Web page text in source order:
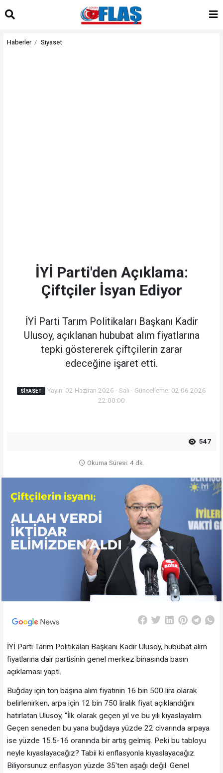
Haberler Siyaset
İYİ Parti'den Açıklama:
Çiftçiler İsyan Ediyor
İYİ Parti Tarım Politikaları Başkanı Kadir
Ulusoy, açıklanan hububat alım fiyatlarına
tepki göstererek çiftçilerin zarar
edeceğine işaret etti.
SIYASET Yayın: 02 Haziran 2026 - Salı - Güncelleme: 02.06.2026
22:00:00
547
Okuma Süresi: 4 dk.
İYİ Parti Tarım Politikaları Başkanı Kadir Ulusoy, hububat alım
fiyatlarına dair partisinin genel merkez binasında basın
açıklaması yaptı.
Buğday için ton başına alım fiyatının 16 bin 500 lira olarak
belirlenirken, arpa için 12 bin 750 liralık fiyat açıklandığını
hatırlatan Ulusoy, “İlk olarak geçen yıl ve bu yılı kıyaslayalım.
Geçen seneden bu yana buğdaya yüzde 22 civarında arpaya
ise yüzde 15.5-16 oranında bir artış gelmiş. Peki bu tabloyu
neyle kıyaslayacağız? Tabii ki enflasyonla kıyaslayacağız.
Biliyorsunuz enflasyon yüzde 35'ten aşağı değil. Genel